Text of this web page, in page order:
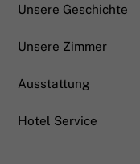
Unsere Geschichte
Unsere Zimmer
Ausstattung
Hotel Service